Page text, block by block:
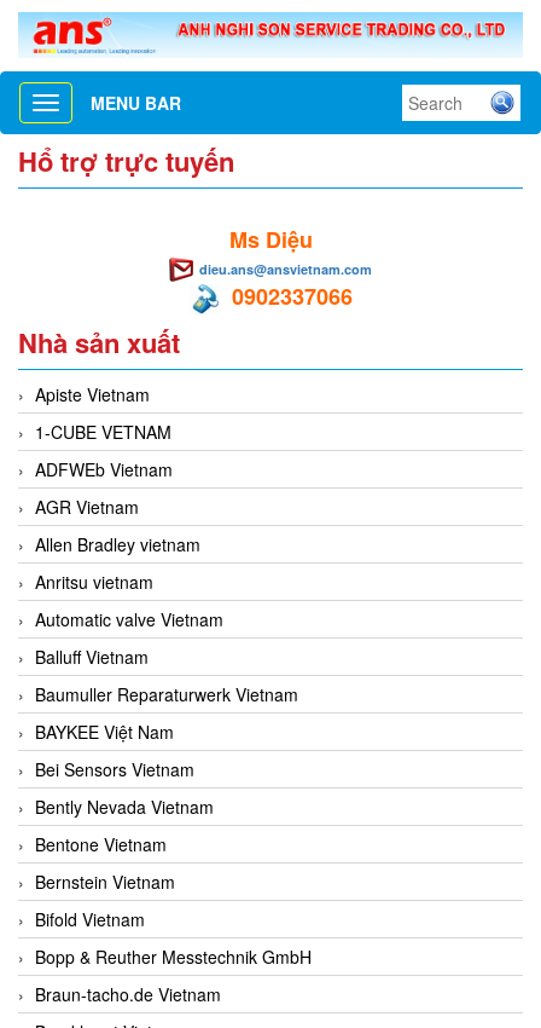
Toggle
navigation
MENU BAR
Hổ trợ trực tuyến
Ms Diệu
dieu.ans@ansvietnam.com
0902337066
Nhà sản xuất
Apiste Vietnam
1-CUBE VETNAM
ADFWEb Vietnam
AGR Vietnam
Allen Bradley vietnam
Anritsu vietnam
Automatic valve Vietnam
Balluff Vietnam
Baumuller Reparaturwerk Vietnam
BAYKEE Việt Nam
Bei Sensors Vietnam
Bently Nevada Vietnam
Bentone Vietnam
Bernstein Vietnam
Bifold Vietnam
Bopp & Reuther Messtechnik GmbH
Braun-tacho.de Vietnam